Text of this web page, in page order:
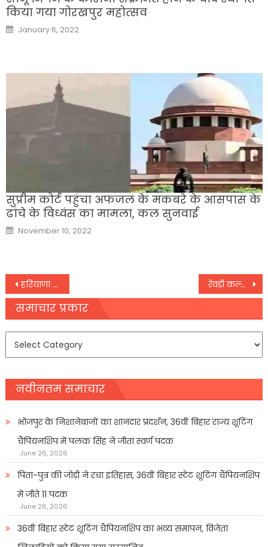
क‍िया गया गोरखपुर महोत्‍सव
Posted
on
January 6, 2022
सुप्रीम कोर्ट पहुंचा अफजल के मकबरे के आसपास के
ढांचे के विध्वंस का मामला, कल सुनवाई
Posted
on
November 10, 2022
Post
navigation
हरियाणा में एक परिवार के 6 लोगों की मौत, मां-बाप, दो बेटियों और पत्नी को जहर देकर फंदे पर लटका बेटा रेवड़ी कल्चर पर सुप्रीम कोर्ट का अहम फैसला, 3 जजों की बेंच को पुनर्विचार के लिए भेजा
समाचार प्रकार
समाचार
नवीनतम समाचार
भोजपुर के निशानेबाजों का शानदार प्रदर्शन, 36वीं बिहार राज्य शूटिंग
चैंपियनशिप में पलक सिंह ने जीता स्वर्ण पदक
June 26, 2026
पिता-पुत्र की जोड़ी ने रचा इतिहास, 36वीं बिहार स्टेट शूटिंग चैंपियनशिप
में जीते 11 पदक
June 26, 2026
36वीं बिहार स्टेट शूटिंग चैंपियनशिप का भव्य समापन, विजेता